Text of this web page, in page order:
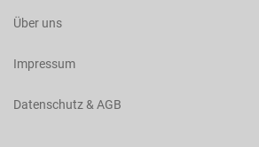
Über uns
Impressum
Datenschutz & AGB